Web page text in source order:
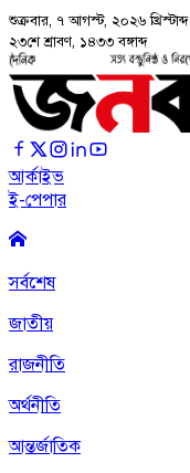
শুক্রবার, ৭ আগস্ট, ২০২৬ খ্রিস্টাব্দ
২৩শে শ্রাবণ, ১৪৩৩ বঙ্গাব্দ
আর্কাইভ
ই-পেপার
সর্বশেষ
জাতীয়
রাজনীতি
অর্থনীতি
আন্তর্জাতিক